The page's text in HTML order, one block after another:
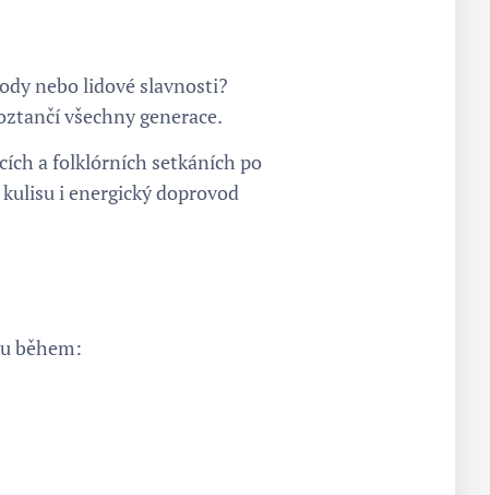
nebo lidové slavnosti?
všechny generace.
a folklórních setkáních po
i energický doprovod
během: